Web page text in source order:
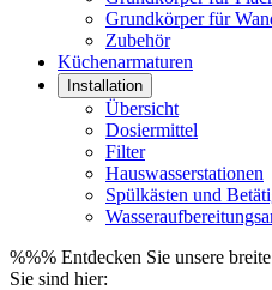
Grundkörper für
Zubehör
Küchenarmaturen
Installation
Übersicht
Dosiermittel
Filter
Hauswasserstationen
Spülkästen und
%%% Entdecken Sie unsere
Sie sind hier: